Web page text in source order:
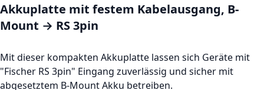
Akkuplatte mit festem Kabelausgang, B-
Mount → RS 3pin
Mit dieser kompakten Akkuplatte lassen sich Geräte mit
"Fischer RS 3pin" Eingang zuverlässig und sicher mit
abgesetztem B-Mount Akku betreiben.